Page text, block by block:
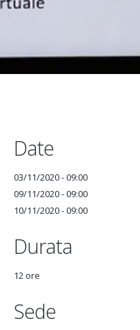
Date
03/11/2020 - 09:00
09/11/2020 - 09:00
10/11/2020 - 09:00
Durata
12 ore
Sede